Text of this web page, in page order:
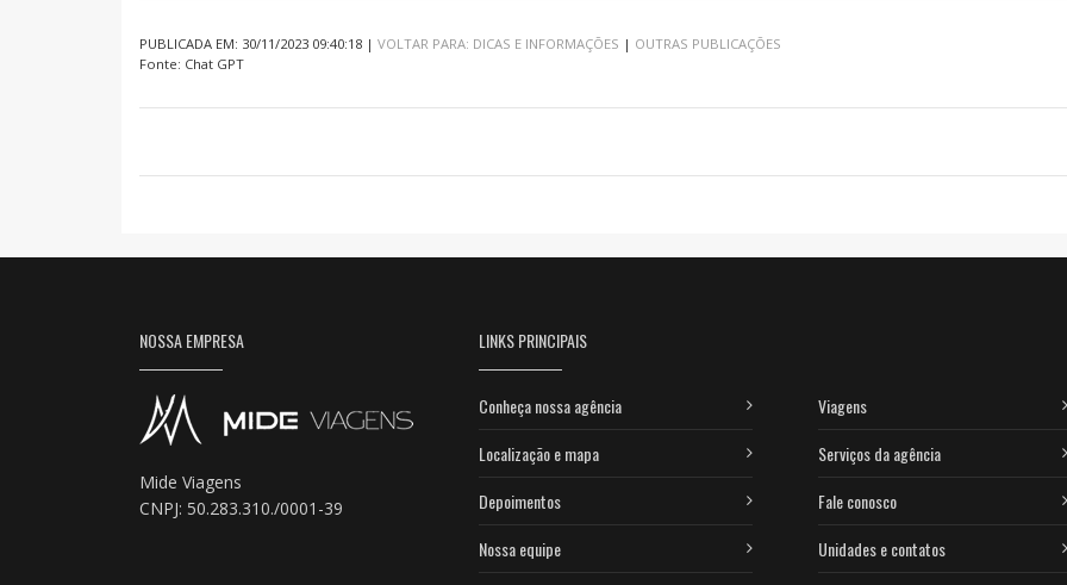
PUBLICADA EM: 30/11/2023 09:40:18 | VOLTAR PARA: DICAS E INFORMAÇÕES | OUTRAS PUBLICAÇÕES
Fonte: Chat GPT
NOSSA EMPRESA
Mide Viagens
CNPJ: 50.283.310./0001-39
LINKS PRINCIPAIS
Conheça nossa agência
Localização e mapa
Depoimentos
Nossa equipe
Viagens
Serviços da agência
Fale conosco
Unidades e contatos